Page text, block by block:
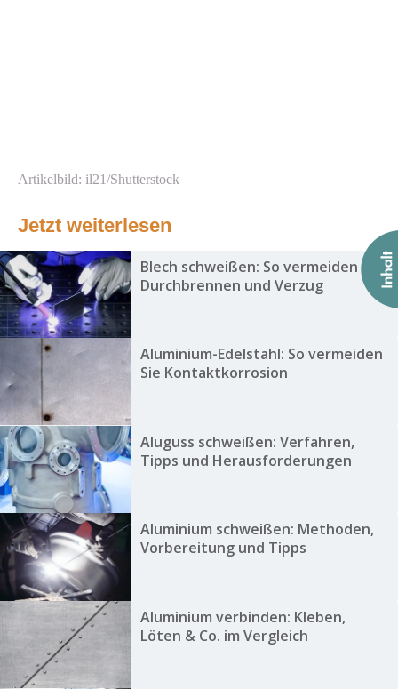
Artikelbild: il21/Shutterstock
Jetzt weiterlesen
Blech schweißen: So vermeiden Sie
Durchbrennen und Verzug
Aluminium-Edelstahl: So vermeiden
Sie Kontaktkorrosion
Aluguss schweißen: Verfahren,
Tipps und Herausforderungen
Aluminium schweißen: Methoden,
Vorbereitung und Tipps
Aluminium verbinden: Kleben,
Löten & Co. im Vergleich